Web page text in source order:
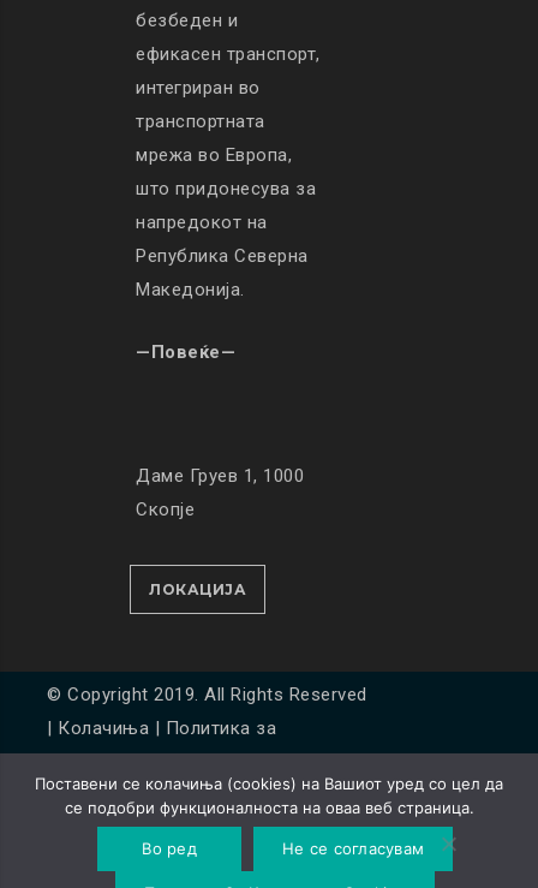
безбеден и
ефикасен транспорт,
интегриран во
транспортната
мрежа во Европа,
што придонесува за
напредокот на
Република Северна
Македонија.
—Повеќе—
Даме Груев 1, 1000
Скопје
ЛОКАЦИЈА
© Copyright 2019. All Rights Reserved
| Колачиња | Политика за
Developed byUnet
Поставени се колачиња (cookies) на Вашиот уред со цел да
се подобри функционалноста на оваа веб страница.
Во ред Не се согласувам